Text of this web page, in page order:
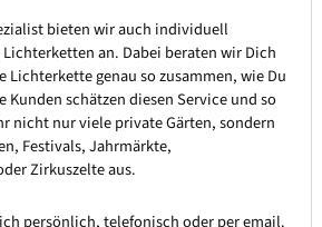
bieten wir auch individuell
an. Dabei beraten wir Dich
Lichterkette genau so zusammen, wie Du
Kunden schätzen diesen Service und so
nicht nur viele private Gärten, sondern
Festivals, Jahrmärkte,
Zirkuszelte aus.
persönlich, telefonisch oder per email.